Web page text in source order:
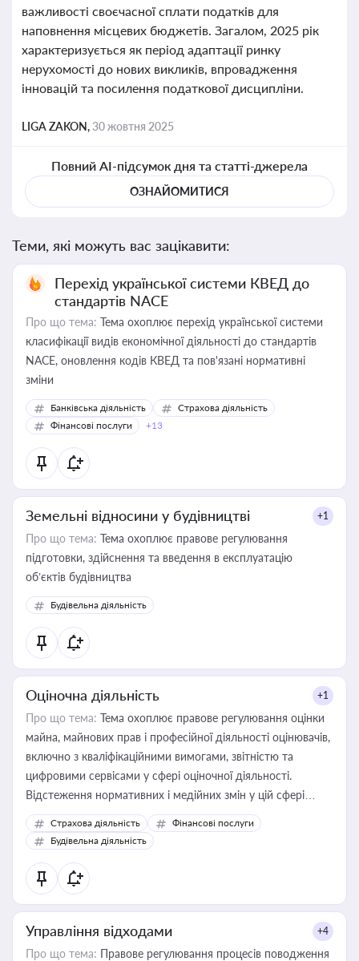
важливості своєчасної сплати податків для
наповнення місцевих бюджетів. Загалом, 2025 рік
характеризується як період адаптації ринку
нерухомості до нових викликів, впровадження
інновацій та посилення податкової дисципліни.
LIGA ZAKON,30 жовтня 2025
Повний AI-підсумок дня та статті-джерела
ОЗНАЙОМИТИСЯ
Теми, які можуть вас зацікавити:
Перехід української системи КВЕД до
стандартів NACE
Про що тема: Тема охоплює перехід української системи
класифікації видів економічної діяльності до стандартів
NACE, оновлення кодів КВЕД та пов'язані нормативні
зміни
Банківська діяльність
Страхова діяльність
Фінансові послуги
+13
Земельні відносини у будівництві +1
Про що тема: Тема охоплює правове регулювання
підготовки, здійснення та введення в експлуатацію
об’єктів будівництва
Будівельна діяльність
Оціночна діяльність +1
Про що тема: Тема охоплює правове регулювання оцінки
майна, майнових прав і професійної діяльності оцінювачів,
включно з кваліфікаційними вимогами, звітністю та
цифровими сервісами у сфері оціночної діяльності.
Відстеження нормативних і медійних змін у цій сфері
корисне для власника бізнесу, керівника, юриста або
бухгалтера під час оподаткування, приватизації, оренди
державного майна, корпоративних угод і перевірки
статусу суб'єктів оціночної діяльності
Страхова діяльність
Фінансові послуги
Будівельна діяльність
Управління відходами +4
Про що тема: Правове регулювання процесів поводження